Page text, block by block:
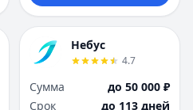
Небус
4.7
Сумма
до 50 000 ₽
Срок
до 113 дней